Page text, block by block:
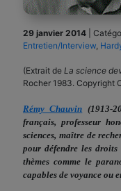
29 janvier 2014
Entretien/Interview
(Extrait de La science
Rocher 1983. Copyright
Rémy Chauvin (1913-
français, professeur
sciences, maître de
pour défendre les droits
thèmes comme le
capables de voyance ou